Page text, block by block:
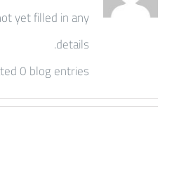
yet filled in any
details.
0 blog entries.